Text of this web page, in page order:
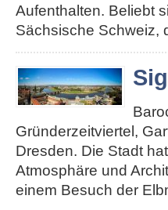
Aufenthalten. Beliebt
Sächsische Schweiz,
Gründerzeitviertel,
Dresden. Die Stadt
Atmosphäre und
einem Besuch der